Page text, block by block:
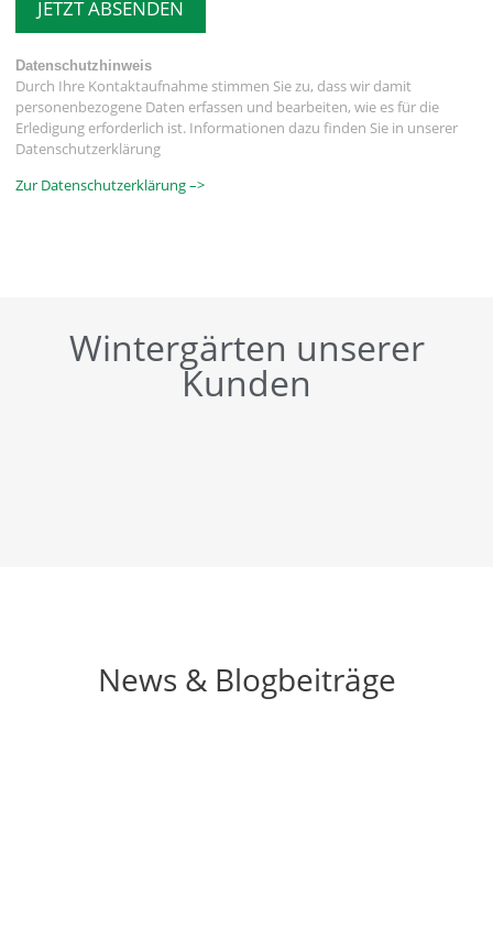
JETZT ABSENDEN
Datenschutzhinweis
Durch Ihre Kontaktaufnahme stimmen Sie zu, dass wir damit
personenbezogene Daten erfassen und bearbeiten, wie es für die
Erledigung erforderlich ist. Informationen dazu finden Sie in unserer
Datenschutzerklärung
Zur Datenschutzerklärung –>
Wintergärten unserer
Kunden
News & Blogbeiträge